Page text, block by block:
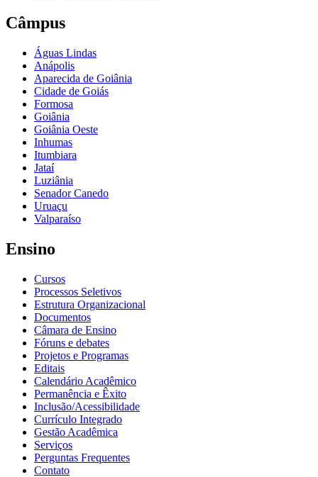
Câmpus
Águas Lindas
Anápolis
Aparecida de Goiânia
Cidade de Goiás
Formosa
Goiânia
Goiânia Oeste
Inhumas
Itumbiara
Jataí
Luziânia
Senador Canedo
Uruaçu
Valparaíso
Ensino
Cursos
Processos Seletivos
Estrutura Organizacional
Documentos
Câmara de Ensino
Fóruns e debates
Projetos e Programas
Editais
Calendário Acadêmico
Permanência e Êxito
Inclusão/Acessibilidade
Currículo Integrado
Gestão Acadêmica
Serviços
Perguntas Frequentes
Contato